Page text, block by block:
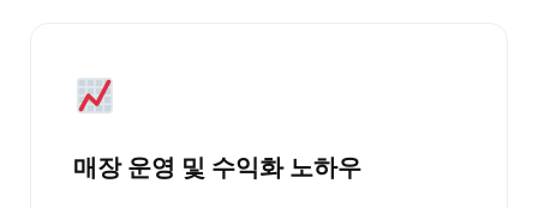
매장 운영 및 수익화 노하우